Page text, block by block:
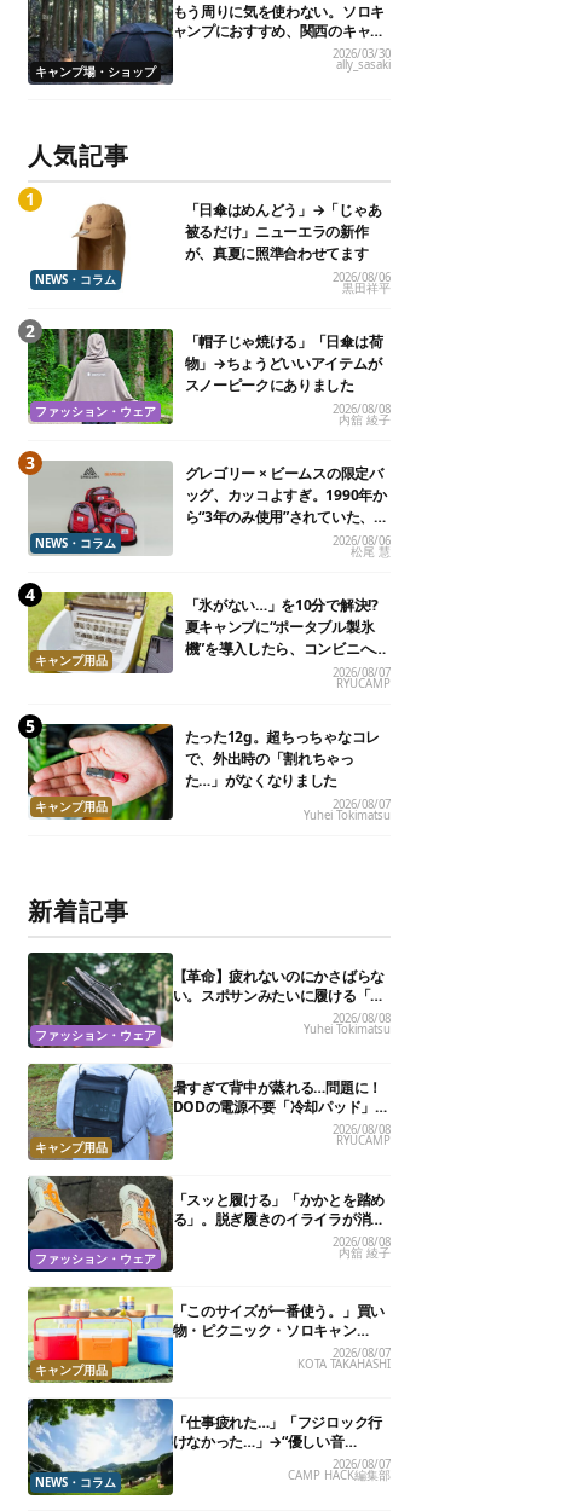
キャンプ場・ショップ
もう周りに気を使わない。ソロキ
ャンプにおすすめ、関西のキャン
プ場21選
2026/03/30
ally_sasaki
人気記事
NEWS・コラム
「日傘はめんどう」→「じゃあ
被るだけ」ニューエラの新作
が、真夏に照準合わせてます
2026/08/06
黒田祥平
ファッション・ウェア
「帽子じゃ焼ける」「日傘は荷
物」→ちょうどいいアイテムが
スノーピークにありました
2026/08/08
内舘 綾子
NEWS・コラム
グレゴリー × ビームスの限定バ
ッグ、カッコよすぎ。1990年か
ら“3年のみ使用”されていた、紫
2026/08/06
松尾 慧
キャンプ用品
「氷がない…」を10分で解決!?
夏キャンプに“ポータブル製氷
機”を導入したら、コンビニへ走
2026/08/07
RYUCAMP
キャンプ用品
たった12g。超ちっちゃなコレ
で、外出時の「割れちゃっ
た…」がなくなりました
2026/08/07
Yuhei Tokimatsu
新着記事
ファッション・ウェア
【革命】疲れないのにかさばらな
い。スポサンみたいに履ける「リ
カバリーサンダル」が大本命！
2026/08/08
Yuhei Tokimatsu
キャンプ用品
暑すぎて背中が蒸れる…問題に！
DODの電源不要「冷却パッド」を
試したら、夏の移動がラクになっ
た
2026/08/08
RYUCAMP
ファッション・ウェア
「スッと履ける」「かかとを踏め
る」。脱ぎ履きのイライラが消え
る快適“スニーカーサンダル”6選
2026/08/08
内舘 綾子
キャンプ用品
「このサイズが一番使う。」買い
物・ピクニック・ソロキャン
に“ちょうどいい”小型クーラーボ
ックス13選
2026/08/07
KOTA TAKAHASHI
NEWS・コラム
「仕事疲れた…」「フジロック行
けなかった…」→“優しい音
楽”と“大きな自然”で治癒。まだ間
に合います。
2026/08/07
CAMP HACK編集部